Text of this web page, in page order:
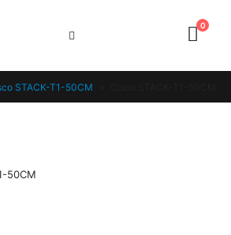
0
STACK-T1-50CM
50CM